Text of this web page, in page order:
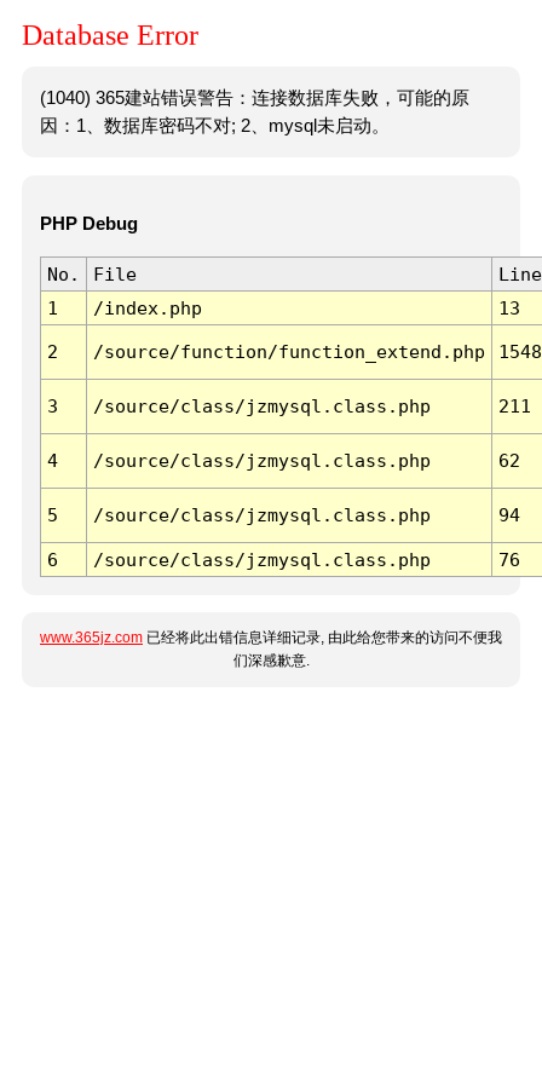
Database Error
(1040) 365建站错误警告：连接数据库失败，可能的原
因：1、数据库密码不对; 2、mysql未启动。
PHP Debug
No. File
Line
1
/index.php 13
2 /source/function/function_extend.php 1548
3 /source/class/jzmysql.class.php 211
4 /source/class/jzmysql.class.php 62
5 /source/class/jzmysql.class.php 94
6 /source/class/jzmysql.class.php 76
www.365jz.com 已经将此出错信息详细记录, 由此给您带来的访问不便我
们深感歉意.